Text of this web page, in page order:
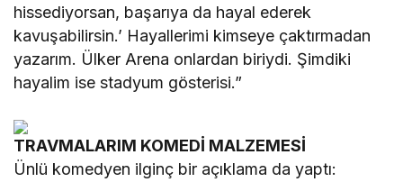
hissediyorsan, başarıya da hayal ederek
kavuşabilirsin.’ Hayallerimi kimseye çaktırmadan
yazarım. Ülker Arena onlardan biriydi. Şimdiki
hayalim ise stadyum gösterisi.”
TRAVMALARIM KOMEDİ MALZEMESİ
Ünlü komedyen ilginç bir açıklama da yaptı: